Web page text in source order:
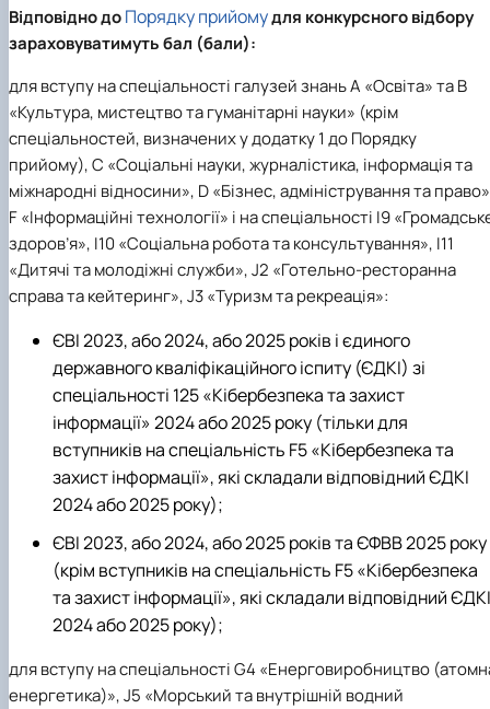
Відповідно доПорядку прийомудля конкурсного відбору
зараховуватимуть бал (бали):
для вступу на спеціальності галузей знань A «Освіта» та B
«Культура, мистецтво та гуманітарні науки» (крім
спеціальностей, визначених у додатку 1 до Порядку
прийому), C «Соціальні науки, журналістика, інформація та
міжнародні відносини», D «Бізнес, адміністрування та
F «Інформаційні технології» і на спеціальності I9
здоров’я», I10 «Соціальна робота та консультування», I11
«Дитячі та молодіжні служби», J2 «Готельно-ресторанна
справа та кейтеринг», J3 «Туризм та рекреація»:
ЄВІ 2023, або 2024, або 2025 років ієдиного
державного кваліфікаційного іспиту (ЄДКІ) зі
спеціальності 125 «Кібербезпека та захист
інформації» 2024 або 2025 року (тільки для
вступників на спеціальність F5 «Кібербезпека та
захист інформації», які складали відповідний ЄДКІ
2024 або 2025 року);
ЄВІ 2023, або 2024, або 2025 років та ЄФВВ 2025 року
(крім вступників на спеціальність F5 «Кібербезпека
та захист інформації», які складали відповідний ЄДКІ
2024 або 2025 року);
для вступу на спеціальності G4 «Енерговиробництво
енергетика)», J5 «Морський та внутрішній водний